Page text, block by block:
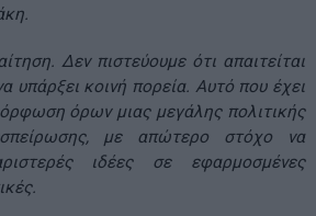
Δεν πιστεύουμε ότι απαιτείται
υπάρξει κοινή πορεία. Αυτό που έχει
όρων μιας μεγάλης πολιτικής
με απώτερο στόχο να
ιδέες σε εφαρμοσμένες